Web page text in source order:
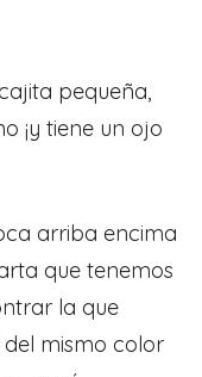
pequeña,
¡y tiene un ojo
arriba encima
que tenemos
la que
mismo color